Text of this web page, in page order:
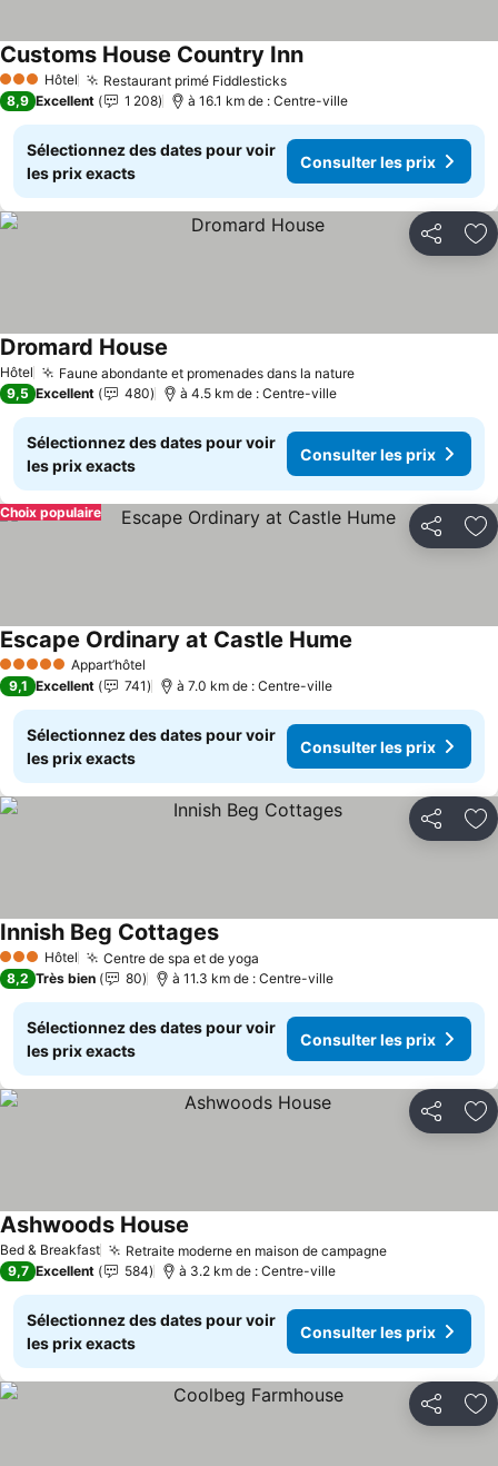
3 ÉtoilesHôtel Restaurant primé FiddlesticksConsulter les prix
Customs House Country InnConsulter les prix
8,9 Excellent 1 208 à 16.1 km de : Centre-ville
Sélectionnez des dates pour voir
les prix exacts
Consulter les prix
Partager
Hôtel Faune abondante et promenades dans la natureConsulter les
Dromard House
9,5 Excellent 480 à 4.5 km de : Centre-ville
Sélectionnez des dates pour voir
les prix exacts
Consulter les prix
Partager
Choix populaire
5 Étoiles Appart’hôtel
Escape Ordinary at Castle Hume
9,1 Excellent 741 à 7.0 km de : Centre-ville
Sélectionnez des dates pour voir
les prix exacts
Consulter les prix
Partager
3 ÉtoilesHôtel Centre de spa et de yoga
Innish Beg CottagesConsulter les prix
8,2 Très bien 80 à 11.3 km de : Centre-ville
Sélectionnez des dates pour voir
les prix exacts
Consulter les prix
Partager
Bed & Breakfast Retraite moderne en maison de campagneConsulter
Ashwoods House
9,7 Excellent 584 à 3.2 km de : Centre-ville
Sélectionnez des dates pour voir
les prix exacts
Consulter les prix
Partager